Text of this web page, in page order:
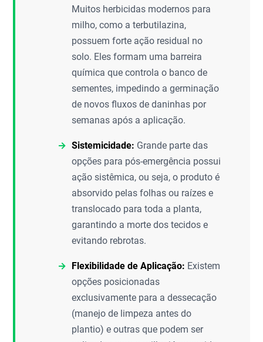
Muitos herbicidas modernos para
milho, como a terbutilazina,
possuem forte ação residual no
solo. Eles formam uma barreira
química que controla o banco de
sementes, impedindo a germinação
de novos fluxos de daninhas por
semanas após a aplicação.
Sistemicidade: Grande parte das
opções para pós-emergência possui
ação sistêmica, ou seja, o produto é
absorvido pelas folhas ou raízes e
translocado para toda a planta,
garantindo a morte dos tecidos e
evitando rebrotas.
Flexibilidade de Aplicação: Existem
opções posicionadas
exclusivamente para a dessecação
(manejo de limpeza antes do
plantio) e outras que podem ser